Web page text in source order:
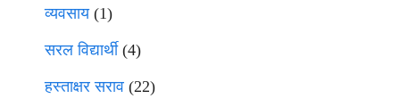
व्यवसाय(1)
सरल विद्यार्थी(4)
हस्ताक्षर सराव (22)